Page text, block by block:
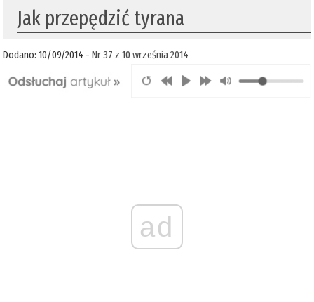
Jak przepędzić tyrana
Dodano: 10/09/2014 -Nr 37 z 10 września 2014
ad